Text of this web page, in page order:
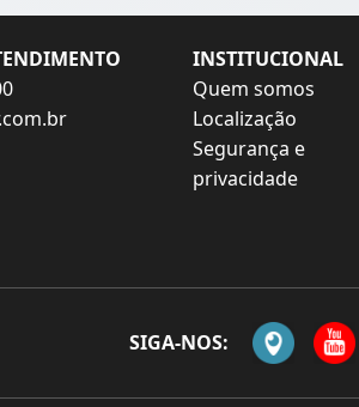
INSTITUCIONAL
Quem somos
Localização
Segurança e
privacidade
SIGA-NOS: